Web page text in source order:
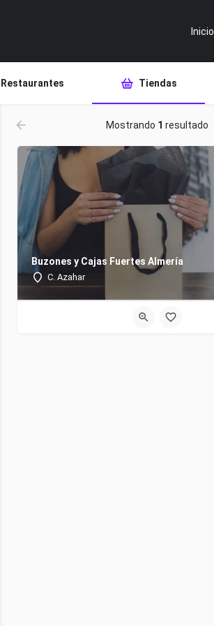
Inicio
Restaurantes Tiendas
Mostrando 1 resultado
Buzones y Cajas Fuertes Almería
C. Azahar